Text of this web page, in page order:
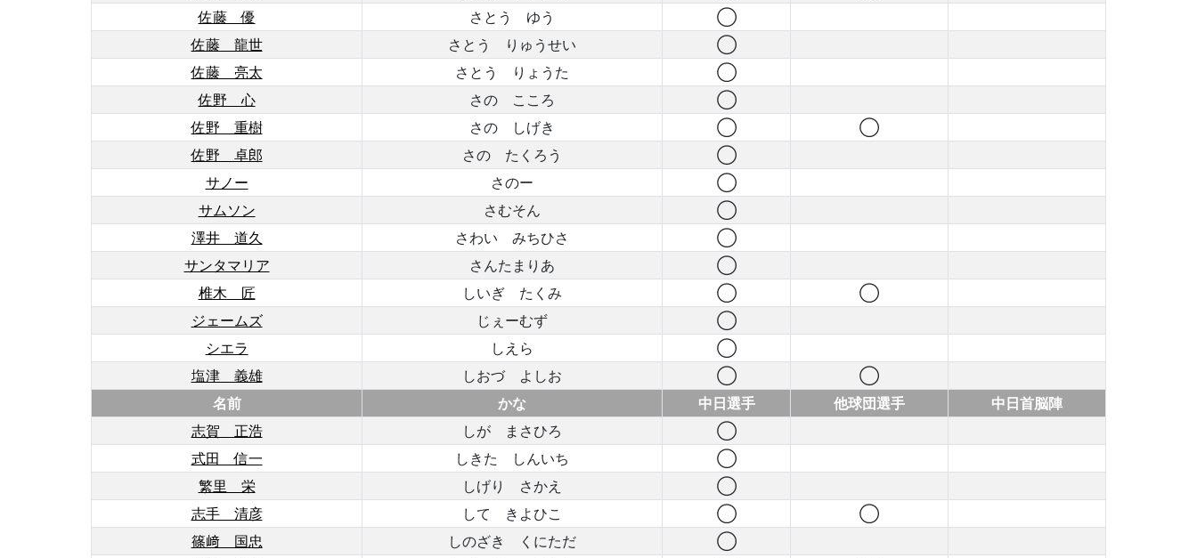
佐藤 優
さとう ゆう
◯
佐藤 龍世
さとう りゅうせい
◯
佐藤 亮太
さとう りょうた
◯
佐野 心
さの こころ
◯
佐野 重樹
さの しげき ◯
◯
佐野 卓郎
さの たくろう
◯
サノー
さのー
◯
サムソン
さむそん
◯
澤井 道久
さわい みちひさ
◯
サンタマリア
さんたまりあ
◯
椎木 匠
しいぎ たくみ ◯
◯
ジェームズ
じぇーむず
◯
シエラ
しえら
◯
塩津 義雄
しおづ よしお ◯
◯
名前
かな 中日選手 他球団選手
中日首脳陣
志賀 正浩
しが まさひろ
◯
式田 信一
しきた しんいち
◯
繁里 栄
しげり さかえ
◯
志手 清彦
して きよひこ ◯
◯
篠﨑 国忠
しのざき くにただ
◯